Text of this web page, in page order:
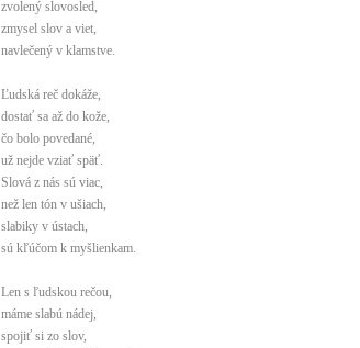
zvolený slovosled,
zmysel slov a viet,
navlečený v klamstve.
Ľudská reč dokáže,
dostať sa až do kože,
čo bolo povedané,
už nejde vziať späť.
Slová z nás sú viac,
než len tón v ušiach,
slabiky v ústach,
sú kľúčom k myšlienkam.
Len s ľudskou rečou,
máme slabú nádej,
spojiť si zo slov,